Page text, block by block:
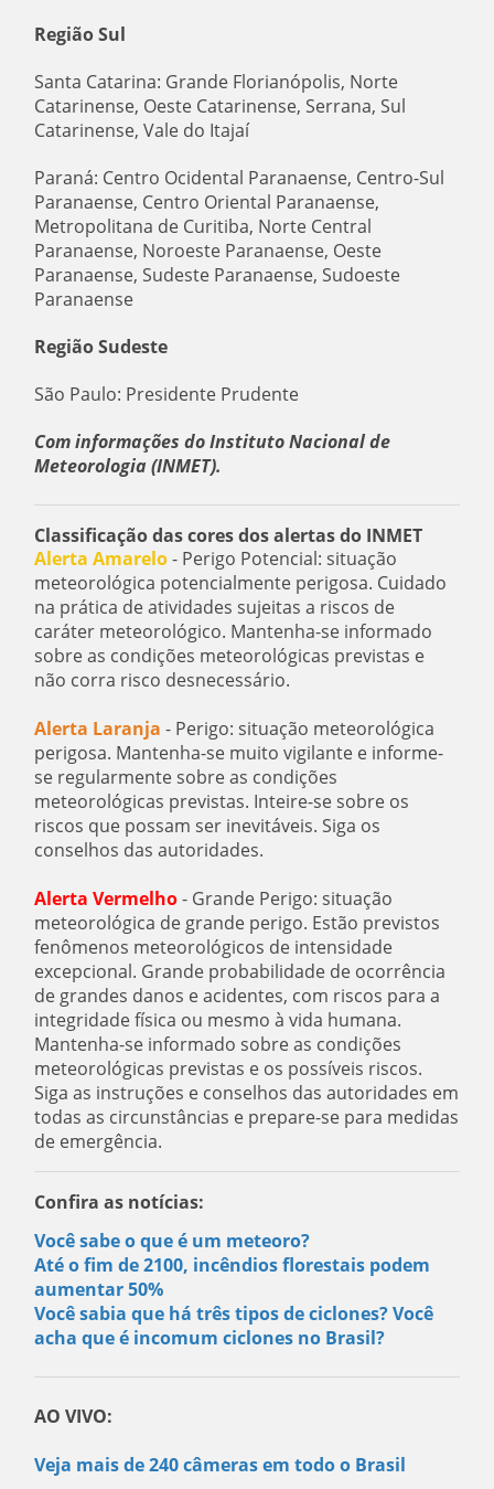
Região Sul
Santa Catarina: Grande Florianópolis, Norte
Catarinense, Oeste Catarinense, Serrana, Sul
Catarinense, Vale do Itajaí
Paraná: Centro Ocidental Paranaense, Centro-Sul
Paranaense, Centro Oriental Paranaense,
Metropolitana de Curitiba, Norte Central
Paranaense, Noroeste Paranaense, Oeste
Paranaense, Sudeste Paranaense, Sudoeste
Paranaense
Região Sudeste
São Paulo: Presidente Prudente
Com informações do Instituto Nacional de
Meteorologia (INMET).
Classificação das cores dos alertas do INMET
Alerta Amarelo- Perigo Potencial: situação
meteorológica potencialmente perigosa. Cuidado
na prática de atividades sujeitas a riscos de
caráter meteorológico. Mantenha-se informado
sobre as condições meteorológicas previstas e
não corra risco desnecessário.
Alerta Laranja - Perigo: situação meteorológica
perigosa. Mantenha-se muito vigilante e informe-
se regularmente sobre as condições
meteorológicas previstas. Inteire-se sobre os
riscos que possam ser inevitáveis. Siga os
conselhos das autoridades.
Alerta Vermelho- Grande Perigo: situação
meteorológica de grande perigo. Estão previstos
fenômenos meteorológicos de intensidade
excepcional. Grande probabilidade de ocorrência
de grandes danos e acidentes, com riscos para a
integridade física ou mesmo à vida humana.
Mantenha-se informado sobre as condições
meteorológicas previstas e os possíveis riscos.
Siga as instruções e conselhos das autoridades em
todas as circunstâncias e prepare-se para medidas
de emergência.
Confira as notícias:
Você sabe o que é um meteoro?
Até o fim de 2100, incêndios florestais podem
aumentar 50%
Você sabia que há três tipos de ciclones? Você
acha que é incomum ciclones no Brasil?
AO VIVO:
Veja mais de 240 câmeras em todo o Brasil